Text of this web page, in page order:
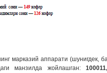
марказий аппарати (шунигдек,
манзилда жойлашган: